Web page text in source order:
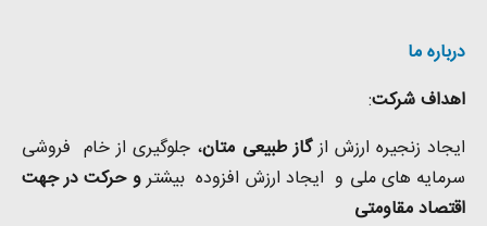
درباره ما
اهداف شرکت:
ایجاد زنجیره ارزش ازگاز طبیعی متان، جلوگیری از خام فروشی
سرمایه های ملی و ایجاد ارزش افزوده بیشترو حرکت در جهت
اقتصاد مقاومتی